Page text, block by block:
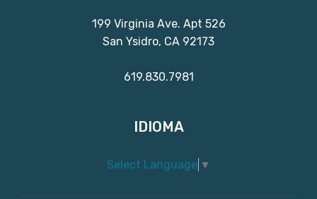
199 Virginia Ave. Apt 526
San Ysidro, CA 92173
619.830.7981
IDIOMA
Select Language ▼